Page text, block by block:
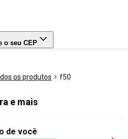
o seu CEP
os produtos f50
e mais
de você